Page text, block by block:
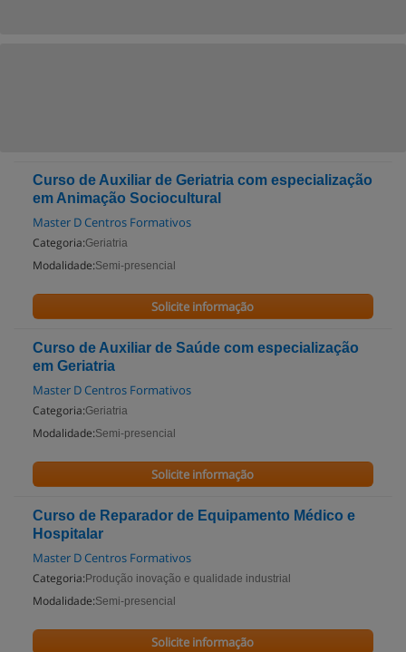
Curso de Auxiliar de Geriatria com especialização
em Animação Sociocultural
Master D Centros Formativos
Categoria:Geriatria
Modalidade:Semi-presencial
Solicite informação
Curso de Auxiliar de Saúde com especialização
em Geriatria
Master D Centros Formativos
Categoria:Geriatria
Modalidade:Semi-presencial
Solicite informação
Curso de Reparador de Equipamento Médico e
Hospitalar
Master D Centros Formativos
Categoria: Produção inovação e qualidade industrial
Modalidade:Semi-presencial
Solicite informação